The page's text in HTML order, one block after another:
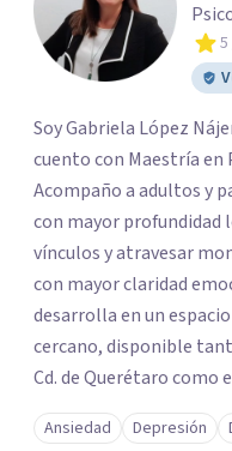
5
Soy Gabriela López
cuento con Maestría
Acompaño a adultos y
con mayor profundidad
vínculos y atravesar
con mayor claridad
desarrolla en un
cercano, disponible
Cd. de Querétaro como
Ansiedad Depresión